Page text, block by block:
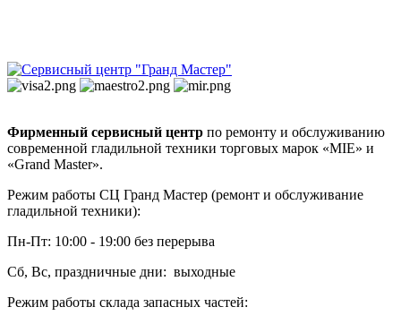
Фирменный сервисный центр по ремонту и обслуживанию
современной гладильной техники торговых марок «MIE» и
«Grand Master».
Режим работы СЦ Гранд Мастер (ремонт и обслуживание
гладильной техники):
Пн-Пт: 10:00 - 19:00 без перерыва
Сб, Вс, праздничные дни: выходные
Режим работы склада запасных частей: